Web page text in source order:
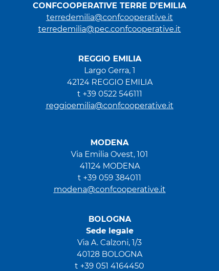
CONFCOOPERATIVE TERRE D'EMILIA
terredemilia@confcooperative.it
terredemilia@pec.confcooperative.it
REGGIO EMILIA
Largo Gerra, 1
42124 REGGIO EMILIA
t +39 0522 546111
reggioemilia@confcooperative.it
MODENA
Via Emilia Ovest, 101
41124 MODENA
t +39 059 384011
modena@confcooperative.it
BOLOGNA
Sede legale
Via A. Calzoni, 1/3
40128 BOLOGNA
t +39 051 4164450